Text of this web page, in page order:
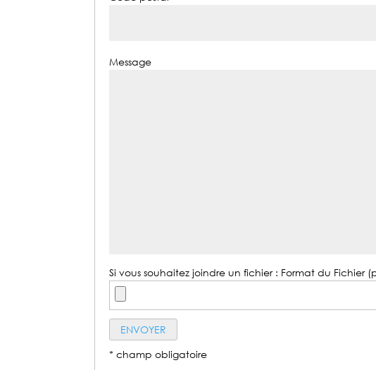
Message
Si vous souhaitez joindre un fichier : Format du Fichier
* champ obligatoire